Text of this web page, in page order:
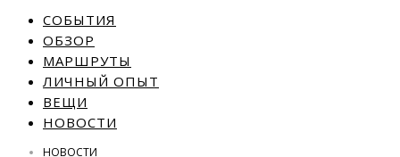
СОБЫТИЯ
ОБЗОР
МАРШРУТЫ
ЛИЧНЫЙ ОПЫТ
ВЕЩИ
НОВОСТИ
НОВОСТИ